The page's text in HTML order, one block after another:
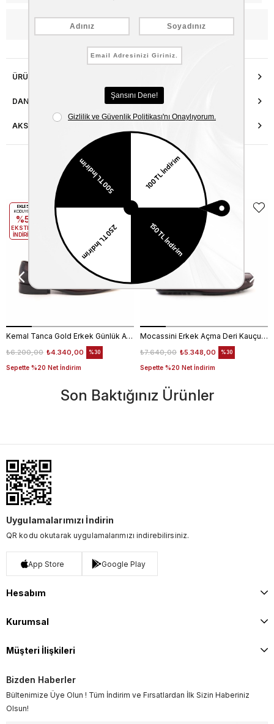
WhatsApp’tan Bilgi Al
ÜRÜN ÖZELLIKLERI
DANIŞMA HATTI
AKSESUAR ONARIMI
Benzer Ürünler
Kemal Tanca Gold Erkek Günlük Ayakkabı 6612-152
₺4.340,00
₺6.200,00
Sepette %20 Net İndirim
%30
EKLE5
KODUYLA
%5
EKSTRA
İNDİRİM
Mocassini Erkek Açma Deri Kauçuk Taban Bordo Günlük Ayakkabı
₺5.348,00
₺7.640,00
Sepette %20 Net İndirim
%30
EKLE5
EKSTRA
İNDİRİM
Son Baktığınız Ürünler
Uygulamalarımızı İndirin
QR kodu okutarak uygulamalarımızı indirebilirsiniz.
App Store Google Play
Hesabım
Kurumsal
Müşteri İlişkileri
Bizden Haberler
Bültenimize Üye Olun ! Tüm İndirim ve Fırsatlardan İlk Sizin Haberiniz
Olsun!